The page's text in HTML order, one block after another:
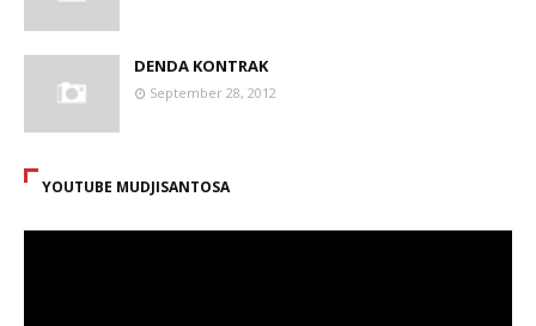
DENDA KONTRAK
September 28, 2012
YOUTUBE MUDJISANTOSA